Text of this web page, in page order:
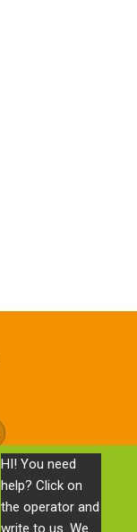
HI! You need
help? Click on
the operator and
write to us. We